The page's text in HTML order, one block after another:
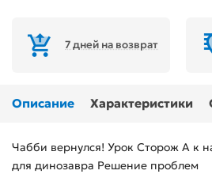
7 дней на возврат
Описание Характеристики
Чабби вернулся! Урок Сторож А к
для динозавра Решение проблем